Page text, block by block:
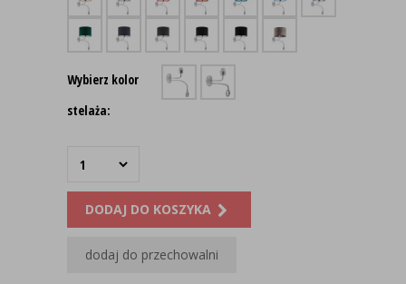
Wybierz kolor
stelaża:
DODAJ DO KOSZYKA
dodaj do przechowalni